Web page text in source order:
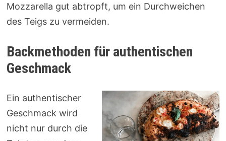
Mozzarella gut abtropft, um ein Durchweichen
des Teigs zu vermeiden.
Backmethoden für authentischen
Geschmack
Ein authentischer
Geschmack wird
nicht nur durch die